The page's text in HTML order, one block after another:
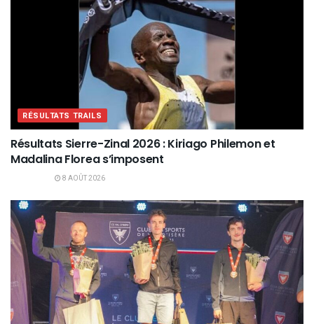
RÉSULTATS TRAILS
Résultats Sierre-Zinal 2026 : Kiriago Philemon et
Madalina Florea s’imposent
8 AOÛT 2026